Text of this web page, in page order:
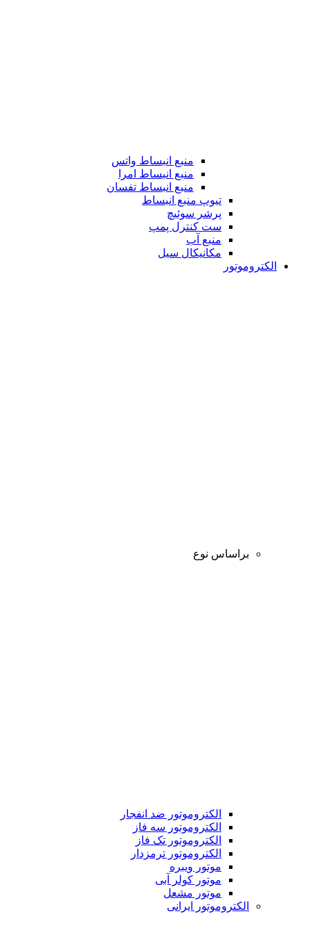
منبع انبساط واتس
منبع انبساط امرا
منبع انبساط تفسان
تیوپ منبع انبساط
پرشر سوئیچ
ست کنترل پمپ
منبع آب
مکانیکال سیل
الکتروموتور
براساس نوع
الکتروموتور ضد انفجار
الکتروموتور سه فاز
الکتروموتور تک فاز
الکتروموتور ترمزدار
موتور ویبره
موتور کولر آبی
موتور مشعل
الکتروموتور ایرانی